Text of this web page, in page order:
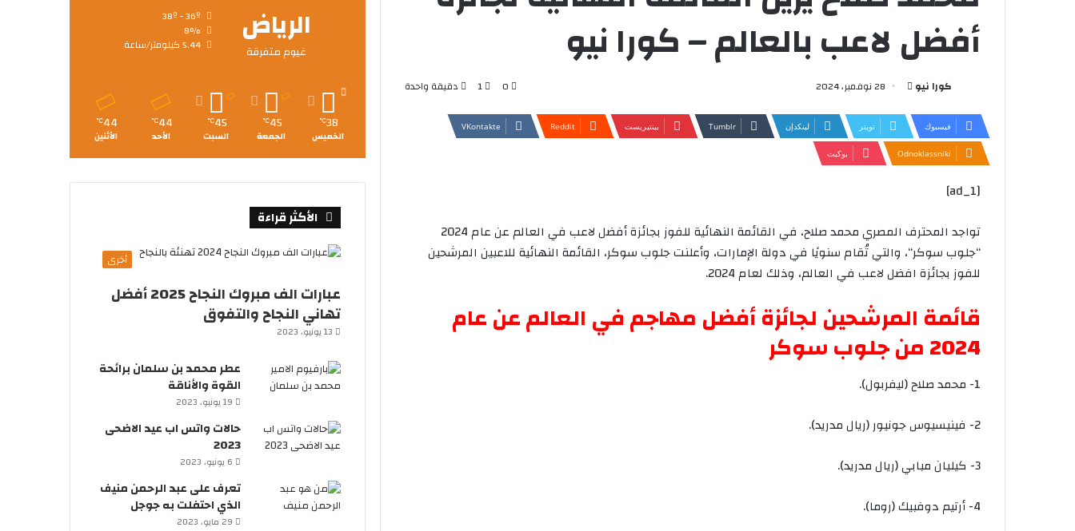
أفضل لاعب بالعالم – كورا نيو
كورا نيو
أرسل
إلكترونيا
28 نوفمبر، 2024 0
1 دقيقة واحدة
فيسبوك تويتر لينكدإن بينتيريست
Odnoklassniki بوكيت
[ad_1]
تواجد المحترف المصريمحمدصلاح، في القائمة النهائية للفوزبجائزةأفضللاعب في العالمعنعام2024
“جلوبسوكر“، والتيتُقامسنويًا فيدولة الإمارات، وأعلنتجلوبسوكر، القائمة النهائية للاعبين المرشحين
للفوزبجائزة افضللاعب في العالم، وذلك لعام
قائمة المرشحين لجائزةأفضل مهاجمفي العالمعنعام
2024منجلوبسوكر
1- محمدصلاح(ليفربول).
2- فينيسيوسجونيور(ريالمدريد).
3- كيليانمبابي(ريالمدريد).
4- أرتيمدوفبيك(روما).
الرياض
غيوم متفرقة
8%
5.44 كيلومتر/ساعة
38
℃
الخميس
45
℃
الجمعة
45
℃
السبت
44
℃
الأحد
44
℃
الأثنين
الأكثر قراءة
أخرى
عبارات الف مبروك النجاح 2025 أفضل
تهاني النجاح والتفوق
13 يونيو، 2023
عطر محمد بن سلمان برائحة
القوة والأناقة
19 يونيو، 2023
حالات واتس اب عيد الاضحى
2023
6 يونيو، 2023
تعرف على عبد الرحمن منيف
الذي احتفلت به جوجل
29 مايو، 2023